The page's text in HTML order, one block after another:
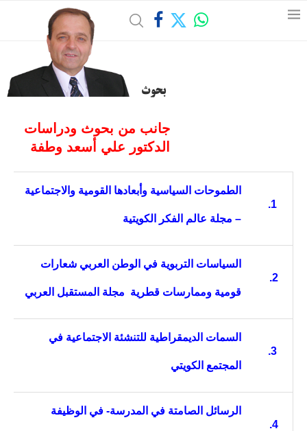
بحوث
جانب من بحوث ودراسات
الدكتور علي أسعد وطفة
1.
الطموحات السياسية وأبعادها القومية والاجتماعية
– مجلة عالم الفكر الكويتية
2.
السياسات التربوية في الوطن العربي شعارات
قومية وممارسات قطرية مجلة المستقبل العربي
3.
السمات الديمقراطية للتنشئة الاجتماعية في
المجتمع الكويتي
4.
الرسائل الصامتة في المدرسة- في الوظيفة